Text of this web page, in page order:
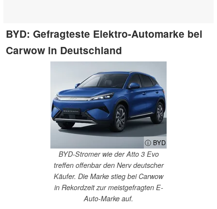
BYD: Gefragteste Elektro-Automarke bei
Carwow in Deutschland
ⓘ BYD
BYD-Stromer wie der Atto 3 Evo
treffen offenbar den Nerv deutscher
Käufer. Die Marke stieg bei Carwow
in Rekordzeit zur meistgefragten E-
Auto-Marke auf.